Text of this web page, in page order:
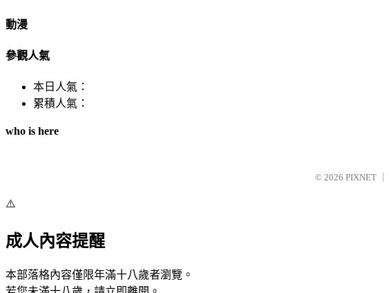
動漫
參觀人氣
本日人氣：
累積人氣：
who is here
© 2026 PIXNET
⚠️
成人內容提醒
本部落格內容僅限年滿十八歲者瀏覽。